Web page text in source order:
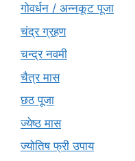
गोवर्धन / अन्नकूट पूजा
चंद्र ग्रहण
चन्द्र नवमी
चैत्र मास
छठ पूजा
ज्येष्ठ मास
ज्योतिष फ्री उपाय